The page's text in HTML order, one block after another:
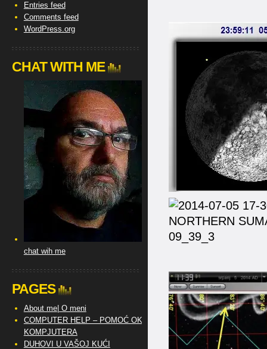
Entries feed
Comments feed
WordPress.org
CHAT WITH ME
chat wih me
PAGES
About me| O meni
COMPUTER HELP – POMOĆ OKO
KOMPJUTERA
DUHOVI U VAŠOJ KUĆI